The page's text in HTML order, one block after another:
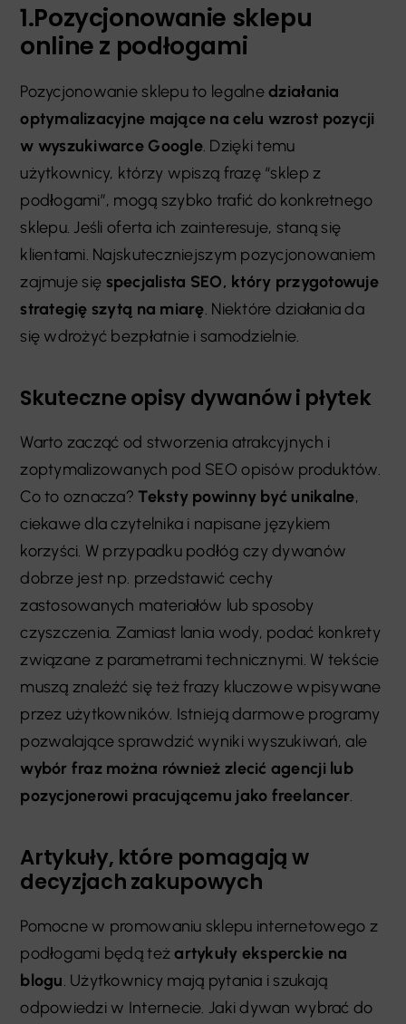
1.Pozycjonowanie sklepu
online z podłogami
Pozycjonowanie sklepu to legalnedziałania
optymalizacyjne mające na celu wzrost pozycji
w wyszukiwarce Google. Dzięki temu
użytkownicy, którzy wpiszą frazę “sklep z
podłogami”, mogą szybko trafić do konkretnego
sklepu. Jeśli oferta ich zainteresuje, staną się
klientami. Najskuteczniejszym pozycjonowaniem
zajmuje się specjalista SEO, który przygotowuje
strategię szytą na miarę. Niektóre działania da
się wdrożyć bezpłatnie i samodzielnie.
Skuteczne opisy dywanów i płytek
Warto zacząć od stworzenia atrakcyjnych i
zoptymalizowanych pod SEO opisów produktów.
Co to oznacza? Teksty powinny być unikalne,
ciekawe dla czytelnika i napisane językiem
korzyści. W przypadku podłóg czy dywanów
dobrze jest np. przedstawić cechy
zastosowanych materiałów lub sposoby
czyszczenia. Zamiast lania wody, podać konkrety
związane z parametrami technicznymi. W tekście
muszą znaleźć się też frazy kluczowe wpisywane
przez użytkowników. Istnieją darmowe programy
pozwalające sprawdzić wyniki wyszukiwań, ale
wybór fraz można również zlecić agencji lub
pozycjonerowi pracującemu jako freelancer.
Artykuły, które pomagają w
decyzjach zakupowych
Pomocne w promowaniu sklepu internetowego z
podłogami będą teżartykuły eksperckie na
blogu. Użytkownicy mają pytania i szukają
odpowiedzi w Internecie. Jaki dywan wybrać do